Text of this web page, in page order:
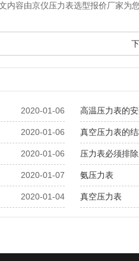
容由京仪压力表选型报价厂家为您
2020-01-06 高温压力表的
2020-01-06 真空压力表的
2020-01-06 压力表必须排
2020-01-07 氨压力表
2020-01-04 真空压力表